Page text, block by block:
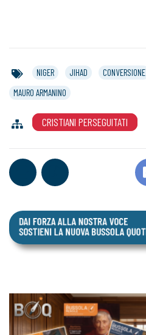
NIGER JIHAD CONVERSIONE
MAURO ARMANINO
CRISTIANI PERSEGUITATI